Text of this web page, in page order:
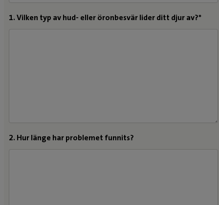
1. Vilken typ av hud- eller öronbesvär lider ditt djur av?*
2. Hur länge har problemet funnits?